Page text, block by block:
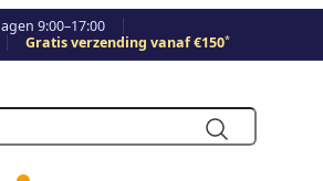
9:00–17:00
Gratis verzending vanaf €150*